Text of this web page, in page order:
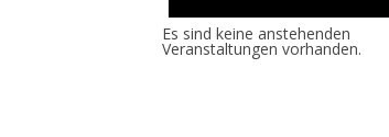
Es sind keine anstehenden
Veranstaltungen vorhanden.